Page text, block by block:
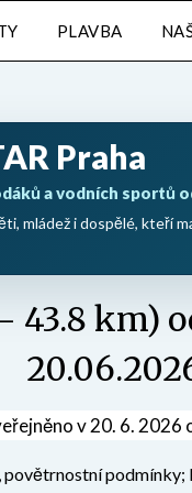
PLAVBA
Praha
a vodních sportů
mládež i dospělé, kteří
43.8 km)
v20. 6. 2026